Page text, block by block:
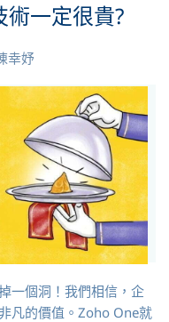
術一定很貴?
幸妤
一個洞！我們相信，企
凡的價值。Zoho One就